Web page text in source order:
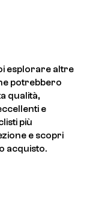
esplorare altre
potrebbero
qualità,
e
più
e scopri
acquisto.